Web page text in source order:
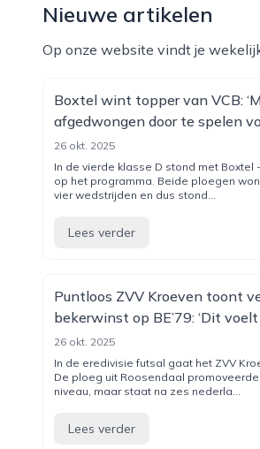
Nieuwe artikelen
Op onze website vindt je
Boxtel wint topper van VCB:
afgedwongen door te spelen
26 okt. 2025
In de vierde klasse D stond met Boxtel
op het programma. Beide ploegen
vier wedstrijden en dus stond...
Lees verder
Puntloos ZVV Kroeven toont
bekerwinst op BE’79: ‘Dit
26 okt. 2025
In de eredivisie futsal gaat het ZVV
De ploeg uit Roosendaal
niveau, maar staat na zes nederla...
Lees verder